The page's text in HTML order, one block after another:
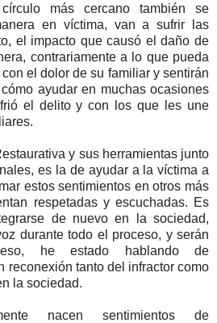
más cercano también se
en víctima, van a sufrir las
el impacto que causó el daño de
contrariamente a lo que pueda
el dolor de su familiar y sentirán
ayudar en muchas ocasiones
el delito y con los que les une
y sus herramientas junto
es la de ayudar a la víctima a
estos sentimientos en otros más
respetadas y escuchadas. Es
de nuevo en la sociedad,
durante todo el proceso, y serán
eso, he estado hablando de
reconexión tanto del infractor como
la sociedad.
nacen sentimientos de